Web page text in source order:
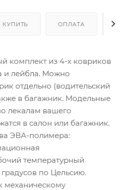
КУПИТЬ ОПЛАТА
комплект из 4-х ковриков
и лейбла. Можно
отдельно (водительский
в багажник. Модельные
лекалам вашего
в салон или багажник.
ЭВА-полимера:
температурный
по Цельсию.
механическому